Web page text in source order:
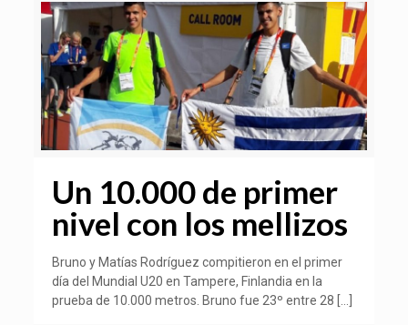
Un 10.000 de primer
nivel con los mellizos
Bruno y Matías Rodríguez compitieron en el primer
día del Mundial U20 en Tampere, Finlandia en la
prueba de 10.000 metros. Bruno fue 23º entre 28 […]